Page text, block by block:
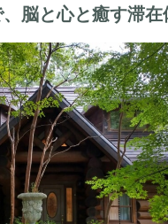
脳と心と癒す滞在